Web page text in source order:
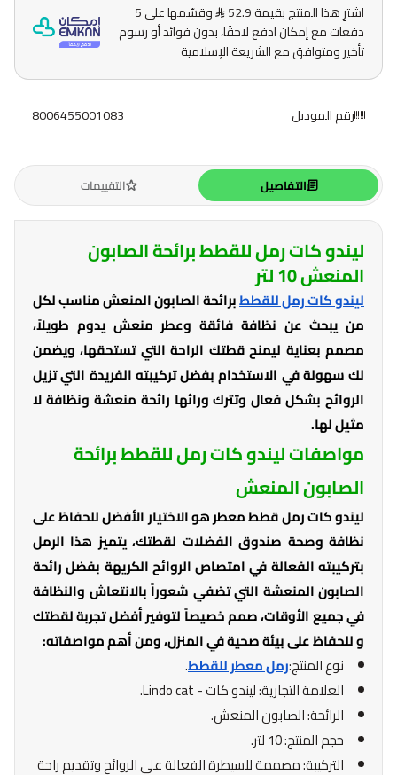
اشترِ هذا المنتج بقيمة 52.9
وقسّمها على 5
دفعات مع إمكان ادفع لاحقًا، بدون فوائد أو رسوم
تأخير ومتوافق مع الشريعة الإسلامية
رقم الموديل 8006455001083
التفاصيل التقييمات
ليندو كات رمل للقطط برائحة الصابون
المنعش 10 لتر
ليندو كات رمل للقططبرائحة الصابون المنعش مناسب لكل
من يبحث عن نظافة فائقة وعطر منعش يدوم طويلاً،
مصمم بعناية ليمنح قطتك الراحة التي تستحقها، ويضمن
لك سهولة في الاستخدام بفضل تركيبته الفريدة التي تزيل
الروائح بشكل فعال وتترك ورائها رائحة منعشة ونظافة لا
مثيل لها.
مواصفات ليندو كات رمل للقطط برائحة
الصابون المنعش
ليندو كات رمل قطط معطر هو الاختيار الأفضل للحفاظ على
نظافة وصحة صندوق الفضلات لقطتك، يتميز هذا الرمل
بتركيبته الفعالة في امتصاص الروائح الكريهة بفضل رائحة
الصابون المنعشة التي تضفي شعوراً بالانتعاش والنظافة
في جميع الأوقات، صمم خصيصاً لتوفير أفضل تجربة لقطتك
و للحفاظ على بيئة صحية في المنزل، ومن أهم مواصفاته:
نوع المنتج:رمل معطر للقطط.
العلامة التجارية: ليندو كات - Lindo cat.
الرائحة: الصابون المنعش.
حجم المنتج: 10 لتر.
التركيبة: مصممة للسيطرة الفعالة على الروائح وتقديم راحة